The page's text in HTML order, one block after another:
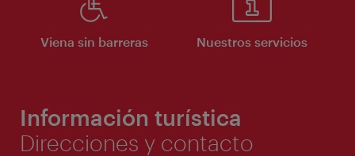
Viena sin barreras Nuestros servicios
Información turística
Direcciones y contacto